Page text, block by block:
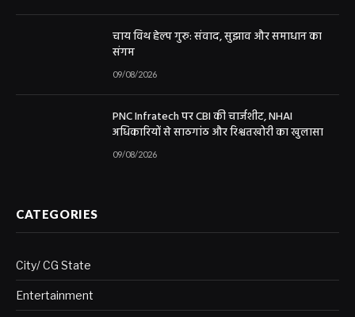
चाय विथ हेल्प गुरु: संवाद, सुझाव और समाधान का
संगम
09/08/2026
PNC Infratech पर CBI की चार्जशीट, NHAI
अधिकारियों से साठगांठ और रिश्वतखोरी का खुलासा
09/08/2026
CATEGORIES
City/ CG State
Entertainment